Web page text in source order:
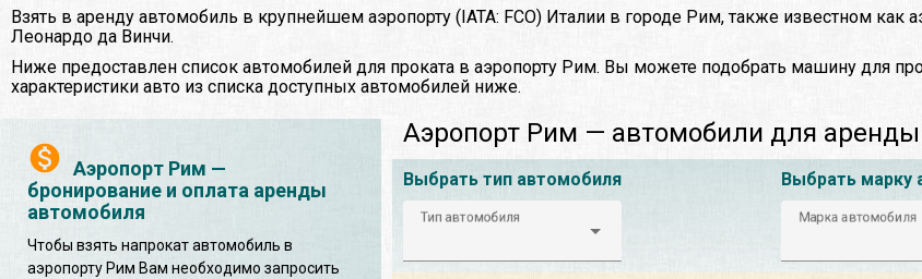
Взять в аренду автомобиль в крупнейшем аэропорту (IATA: FCO) Италии в городе Рим, также известном
Леонардо да Винчи.
Ниже предоставлен список автомобилей для проката в аэропорту Рим. Вы можете подобрать машину для
характеристики авто из списка доступных автомобилей ниже.
Аэропорт Рим —
бронирование и оплата аренды
автомобиля
Чтобы взять напрокат автомобиль в
аэропорту Рим Вам необходимо запросить
Аэропорт Рим — автомобили для аренды
Выбрать тип автомобиля
Тип автомобиля
Выбрать марку
Марка автомобиля